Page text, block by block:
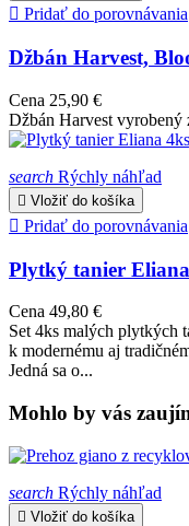
 Pridať do porovnávania
Džbán Harvest,
Cena 25,90 €
Džbán Harvest vyrobený
search Rýchly náhľad
 Vložiť do košíka
 Pridať do porovnávania
Plytký tanier
Cena 49,80 €
Set 4ks malých plytkých
k modernému aj
Jedná sa o...
Mohlo by vás
search Rýchly náhľad
 Vložiť do košíka